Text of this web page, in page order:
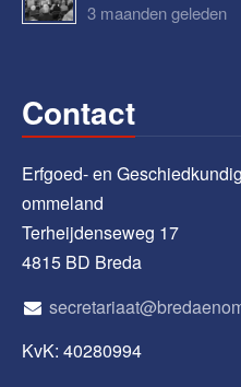
3 maanden geleden
Contact
Erfgoed- en
ommeland
Terheijdenseweg 17
4815 BD Breda
KvK: 40280994